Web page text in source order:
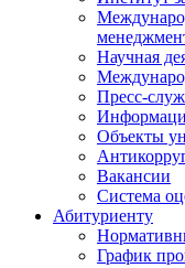
Научная
Пресс-
Объекты
Вакансии
Система
Абитуриенту
График